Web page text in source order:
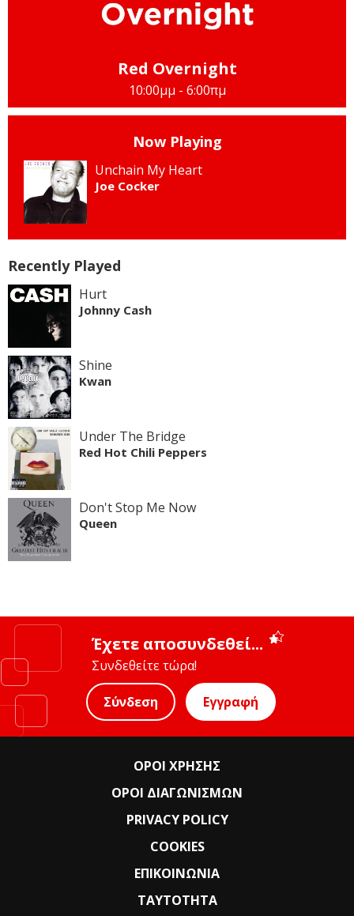
Red Overnight
10:00μμ - 6:00πμ
Now Playing
Unchain My Heart
Joe Cocker
Recently Played
Hurt
Johnny Cash
Shine
Kwan
Under The Bridge
Red Hot Chili Peppers
Don't Stop Me Now
Queen
Έχετε αποσυνδεθεί...
Συνδεθείτε τώρα!
Σύνδεση Εγγραφή
ΟΡΟΙ ΧΡΗΣΗΣ
ΟΡΟΙ ΔΙΑΓΩΝΙΣΜΩΝ
PRIVACY POLICY
COOKIES
ΕΠΙΚΟΙΝΩΝΙΑ
ΤΑΥΤΟΤΗΤΑ